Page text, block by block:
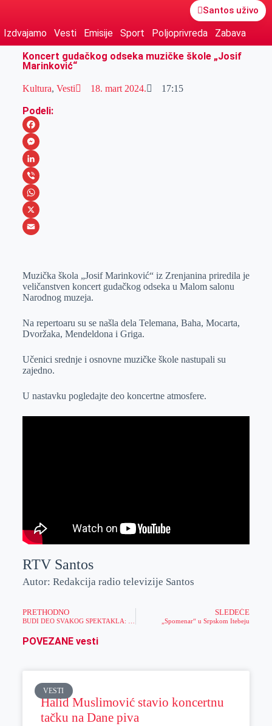
Santos uživo
Izdvajamo Vesti Emisije Sport Poljoprivreda
Zabava
Koncert gudačkog odseka muzičke škole „Josif
Marinković“
Kultura, Vesti 18. mart 2024. 17:15
Podeli:
F
a
c
e
b
o
M
e
s
s
e
e
r
L
i
n
k
I
n
V
i
b
W
h
s
A
p
X
a
i
Muzička škola „Josif Marinković“ iz Zrenjanina priredila je
veličanstven koncert gudačkog odseka u Malom salonu
Narodnog muzeja.
Na repertoaru su se našla dela Telemana, Baha, Mocarta,
Dvoržaka, Mendeldona i Griga.
Učenici srednje i osnovne muzičke škole nastupali su
zajedno.
U nastavku pogledajte deo koncertne atmosfere.
RTV Santos
Autor: Redakcija radio televizije Santos
PRETHODNO SLEDEĆE
„Spomenar“ u Srpskom Itebeju
POVEZANE vesti
VESTI
Halid Muslimović stavio koncertnu
tačku na Dane piva